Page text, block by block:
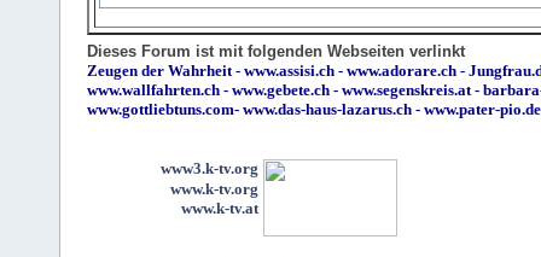
Dieses Forum ist mit folgenden Webseiten verlinkt
Zeugen der Wahrheit- www.assisi.ch - www.adorare.ch -
www.wallfahrten.ch - www.gebete.ch - www.segenskreis.at-
www.gottliebtuns.com- www.das-haus-lazarus.ch - www.pater-pio.de
www3.k-tv.org
www.k-tv.org
www.k-tv.at